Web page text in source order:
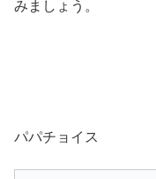
みましょう。
パパチョイス